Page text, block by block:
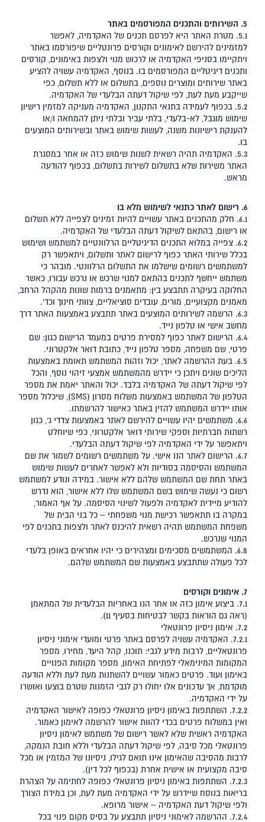
5. השירותים והתכנים המפורסמים באתר
5.1. מטרת האתר היא לפרסם תכנים של האקדמיה, לאפשר
למזמינים להירשם לאימונים וקורסים פרונטליים שיפורסמו באתר
ויתקיימו בסניפי האקדמיה או לרכוש מנוי ולצפות באימונים, קורסים
ותכנים דיגיטליים המפורסמים בו. בנוסף, האקדמיה עשויה להציע
באתר שירותים ומוצרים נוספים, בתשלום או ללא תשלום, כפי
שייקבע מעת לעת, לפי שיקול דעתה הבלעדי של האקדמיה.
5.2. בכפוף לעמידה בתנאי התקנון, האקדמיה מעניקה למזמין רישיון
שימוש מוגבל, לא-בלעדי, בלתי עביר ובלתי ניתן להמחאה ו/או
להענקת רישיונות משנה, לעשות שימוש באתר ובשירותים המוצעים
בו.
5.3. האקדמיה תהיה רשאית לשנות שימוש כזה או אחר במסגרת
האתר משירות שלא בתשלום לשירות בתשלום, בכפוף להודעה
מראש.
6. רישום לאתר כתנאי לשימוש מלא בו
6.1. חלק מהתכנים באתר עשויים להיות זמינים לצפייה ללא תשלום
או רישום, בהתאם לשיקול דעתה הבלעדי של האקדמיה.
6.2. צפייה במלוא התכנים הדיגיטליים הרלוונטיים למשתמש ושימוש
בכלל שירותי האתר כפוף לרישום לאתר ותשלום, ויתאפשר רק
למשתמשים רשומים שישלמו את התשלום הרלוונטי. מובהר כי
משתמש ייחשף לתכנים בהתאם למנוי שרכש או נרכש עבורו, כאשר
החלוקה בעיקרה תתבצע בין: מתאמנים ברמות שונות מהקהל הרחב,
מאמנים מקצועיים, מורים, עובדים סוציאליים, צוותי חינוך וכד'.
6.3. הרשמה לשירותים המוצעים באתר תתבצע באמצעות האתר דרך
מחשב אישי או טלפון נייד.
6.4. הרישום לאתר כפוף למסירת פרטים במעמד הרישום כגון: שם
פרטי, שם משפחה, מספר טלפון נייד, כתובת דואר אלקטרוני.
6.5. בעת ההרשמה לאתר, יכול וזהות המשתמש תאומת באמצעות
הליכים שונים ויתכן כי יידרש מהמשתמש אמצעי זיהוי נוסף, והכל
לפי שיקול דעתה של האקדמיה בלבד. יכול והאתר יאמת את מספר
הטלפון של המשתמש באמצעות משלוח מסרון (SMS), שיכלול מספר
אותו יידרש המשתמש להזין באתר כאישור להרשמתו.
6.6. משתמשים יהיו עשויים להירשם לאתר באמצעות צדדי ג', כגון
רשתות חברתיות וספקי שירותי דואר אלקטרוני, כפי שיוחלט
ויתאפשר על ידי האקדמיה לפי שיקול דעתה הבלעדי.
6.7. הרישום לאתר הנו אישי. על משתמשים רשומים לשמור את שם
המשתמש והסיסמה בסודיות ולא לאפשר לאחרים לעשות שימוש
באתר תחת שם המשתמש שלהם ללא אישור. במידה ונודע למשתמש
רשום כי נעשה שימוש בשם המשתמש שלו ללא אישור, הוא נדרש
להודיע מיידית לאקדמיה ולפעול לשינוי הסיסמה. על אף האמור,
במקרה בו תתאפשר רכישת מנוי משפחתי – כל בני הבית של
משפחת המשתמש תהיה רשאית להיכנס לאתר ולצפות בתכנים לפי
המנוי שנרכש.
6.8. המשתמשים מסכימים ומצהירים כי יהיו אחראים באופן בלעדי
לכל פעולה שתתבצע באמצעות שם המשתמש שלהם.
7. אימונים וקורסים
7.1. ביצוע אימון כזה או אחר הנו באחריות הבלעדית של המתאמן
(ראה גם הוראות בקשר לבטיחות בסעיף ‎11).
7.2. אימון ניסיון פרונטאלי
7.2.1. האקדמיה עשויה לפרסם באתר פרטי ומועדי אימוני ניסיון
פרונטאליים, לרבות מידע לגבי: תוכנו, קהל היעד, מחירו, מספר
המקומות המינימאלי לפתיחת האימון, מספר מקומות הפנויים
באימון ועוד. פרטים כאמור עשויים להשתנות מעת לעת וללא הודעה
מוקדמת, אך עדכונים אלו יחולו רק לגבי הזמנות שטרם בוצעו ואושרו
על ידי האקדמיה.
7.2.2. השתתפות באימון ניסיון פרונטאלי כפופה לאישור האקדמיה
ואין במשלוח פרטים בכדי להוות אישור להרשמה לאימון כאמור.
האקדמיה ראשית שלא לאשר רישום של משתמש לאימון ניסיון
פרונטאלי מכל סיבה, לפי שיקול דעתה הבלעדי וללא חובת הנמקה,
לרבות מהסיבה שהאימון אינו תואם לגילו, ניסיונו של המזמין או מכל
סיבה מקצועית או אישית אחרת (בכפוף לכל דין).
7.2.3. השתתפות באימון ניסיון פרונטאלי כפופה לחתימה על הצהרת
בריאות בנוסח שיידרש על ידי האקדמיה מעת לעת, וכן במידת הצורך
ולפי שיקול דעת האקדמיה – אישור מרופא.
7.2.4. ההרשמה לאימוני ניסיון תתבצע על בסיס מקום פנוי בכל